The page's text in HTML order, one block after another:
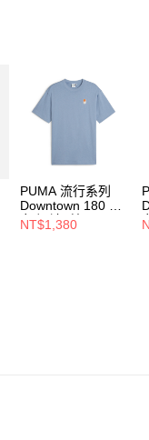
結果請求用戶進行身份認
５．嚴禁一人註冊多個
形，恩沛科技股份有限
動。
PUMA 流行系列
Downtown 180 男
女 短袖T恤
62437520
NT$1,380